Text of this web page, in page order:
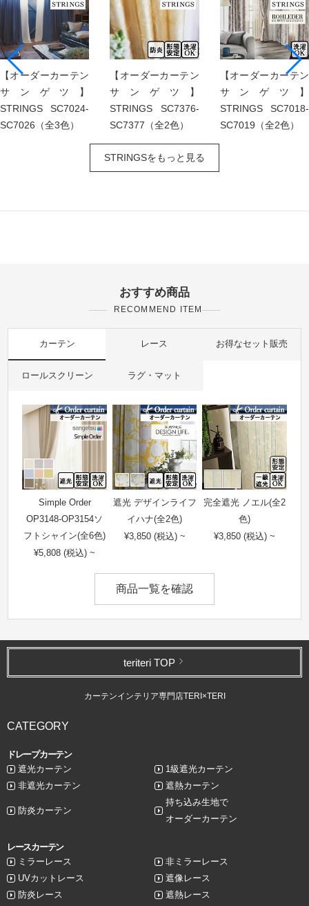
【オーダーカーテン
サンゲツ】
STRINGS SC7024-
SC7026（全3色）
【オーダーカーテン
サンゲツ】
STRINGS SC7376-
SC7377（全2色）
【オーダーカーテン
サンゲツ】
STRINGS SC7018-
SC7019（全2色）
STRINGSをもっと見る
おすすめ商品
RECOMMEND ITEM
カーテン レース お得なセット販売
ロールスクリーン ラグ・マット
Simple Order
OP3148-OP3154ソ
フトシャイン(全6色)
¥5,808 (税込) ~
遮光 デザインライフ
イハナ(全2色)
¥3,850 (税込) ~
完全遮光 ノエル(全2
色)
¥3,850 (税込) ~
商品一覧を確認
teriteri TOP
カーテンインテリア専門店TERI×TERI
CATEGORY
ドレープカーテン
遮光カーテン
1級遮光カーテン
非遮光カーテン
遮熱カーテン
防炎カーテン
持ち込み生地で
オーダーカーテン
レースカーテン
ミラーレース
非ミラーレース
UVカットレース
遮像レース
防炎レース
遮熱レース